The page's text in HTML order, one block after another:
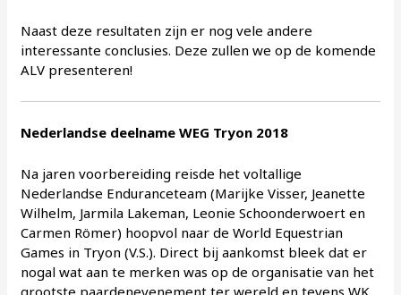
Naast deze resultaten zijn er nog vele andere
interessante conclusies. Deze zullen we op de komende
ALV presenteren!
Nederlandse deelname WEG Tryon 2018
Na jaren voorbereiding reisde het voltallige
Nederlandse Enduranceteam (Marijke Visser, Jeanette
Wilhelm, Jarmila Lakeman, Leonie Schoonderwoert en
Carmen Römer) hoopvol naar de World Equestrian
Games in Tryon (V.S.). Direct bij aankomst bleek dat er
nogal wat aan te merken was op de organisatie van het
grootste paardenevenement ter wereld en tevens WK